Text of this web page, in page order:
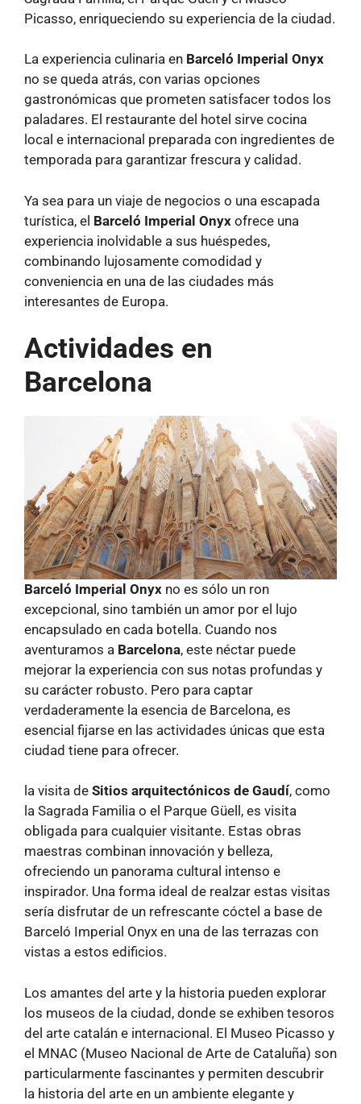
Picasso, enriqueciendo su experiencia de la ciudad.
La experiencia culinaria en Barceló Imperial Onyx
no se queda atrás, con varias opciones
gastronómicas que prometen satisfacer todos los
paladares. El restaurante del hotel sirve cocina
local e internacional preparada con ingredientes de
temporada para garantizar frescura y calidad.
Ya sea para un viaje de negocios o una escapada
turística, el Barceló Imperial Onyx ofrece una
experiencia inolvidable a sus huéspedes,
combinando lujosamente comodidad y
conveniencia en una de las ciudades más
interesantes de Europa.
Actividades en
Barcelona
Barceló Imperial Onyx no es sólo un ron
excepcional, sino también un amor por el lujo
encapsulado en cada botella. Cuando nos
aventuramos a Barcelona, este néctar puede
mejorar la experiencia con sus notas profundas y
su carácter robusto. Pero para captar
verdaderamente la esencia de Barcelona, ​​es
esencial fijarse en las actividades únicas que esta
ciudad tiene para ofrecer.
la visita de Sitios arquitectónicos de Gaudí, como
la Sagrada Familia o el Parque Güell, es visita
obligada para cualquier visitante. Estas obras
maestras combinan innovación y belleza,
ofreciendo un panorama cultural intenso e
inspirador. Una forma ideal de realzar estas visitas
sería disfrutar de un refrescante cóctel a base de
Barceló Imperial Onyx en una de las terrazas con
vistas a estos edificios.
Los amantes del arte y la historia pueden explorar
los museos de la ciudad, donde se exhiben tesoros
del arte catalán e internacional. El Museo Picasso y
el MNAC (Museo Nacional de Arte de Cataluña) son
particularmente fascinantes y permiten descubrir
la historia del arte en un ambiente elegante y